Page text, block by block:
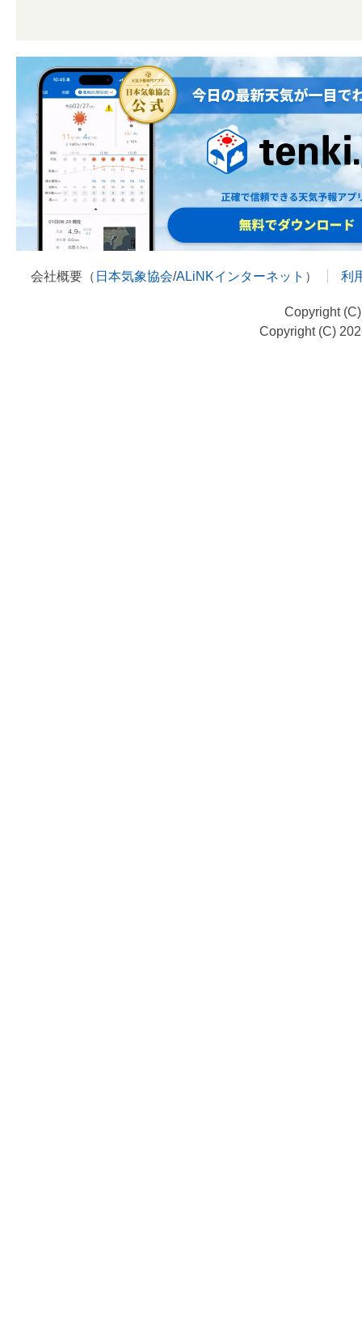
会社概要（ 日本気象協会/ALiNKインターネット ） 利
Copyright
Copyright (C)